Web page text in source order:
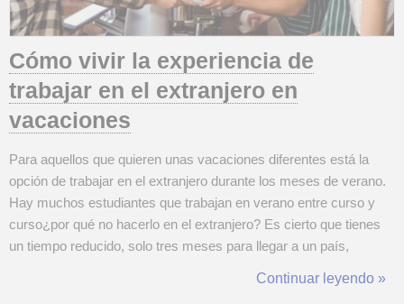
Cómo vivir la experiencia de
trabajar en el extranjero en
vacaciones
Para aquellos que quieren unas vacaciones diferentes está la
opción de trabajar en el extranjero durante los meses de verano.
Hay muchos estudiantes que trabajan en verano entre curso y
curso¿por qué no hacerlo en el extranjero? Es cierto que tienes
un tiempo reducido, solo tres meses para llegar a un país,
inversión que eso supone. Pero si lo haces bien y tienes suerte
Continuar leyendo »